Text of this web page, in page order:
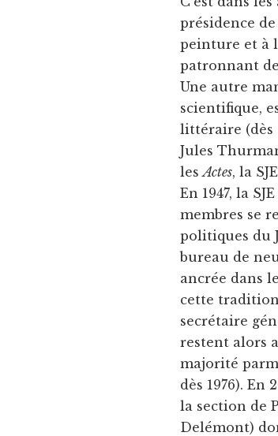
présidence de
peinture et à
patronnant
Une autre
scientifique,
littéraire (dès
Jules
lesActes, la
En 1947, la
membres se
politiques du
bureau de
ancrée dans
cette tradition
secrétaire
restent alors
majorité
dès 1976).
la section de
Delémont)